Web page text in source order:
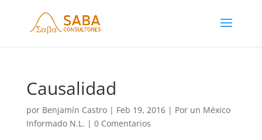
Causalidad
por Benjamín Castro| Feb 19, 2016| Por un México
Informado N.L. | 0 Comentarios